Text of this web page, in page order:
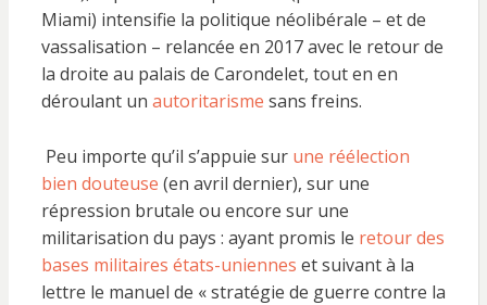
Miami) intensifie la politique néolibérale – et de
vassalisation – relancée en 2017 avec le retour de
la droite au palais de Carondelet, tout en en
déroulant un autoritarisme sans freins.
Peu importe qu’il s’appuie sur une réélection
bien douteuse (en avril dernier), sur une
répression brutale ou encore sur une
militarisation du pays : ayant promis le retour des
bases militaires états-uniennes et suivant à la
lettre le manuel de « stratégie de guerre contre la